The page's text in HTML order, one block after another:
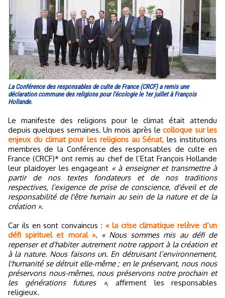
La Conférence des responsables de culte de France (CRCF) a remis une
déclaration commune des religions pour l'écologie le 1er juillet à François
Hollande.
Le manifeste des religions pour le climat était attendu
depuis quelques semaines. Un mois après lecolloque sur les
enjeux du climat pour les religions au Sénat, les institutions
membres de la Conférence des responsables de culte en
France (CRCF)* ont remis au chef de l’Etat François Hollande
leur plaidoyer les engageant « à enseigner et transmettre à
partir de nos textes fondateurs et de nos traditions
respectives, l'exigence de prise de conscience, d'éveil et de
responsabilité de l'être humain au sein de la nature et de la
création ».
Car ils en sont convaincus : « la crise climatique relève d’un
défi spirituel et moral ». « Nous sommes mis au défi de
repenser et d'habiter autrement notre rapport à la création et
à la nature. Nous faisons un. En détruisant l’environnement,
l'humanité se détruit elle-même ; en le préservant, nous nous
préservons nous-mêmes, nous préservons notre prochain et
les générations futures », affirment les responsables
religieux.